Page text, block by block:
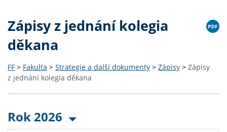
Zápisy z jednání kolegia
děkana
FF > Fakulta > Strategie a další dokumenty > Zápisy > Zápisy
z jednání kolegia děkana
Rok 2026